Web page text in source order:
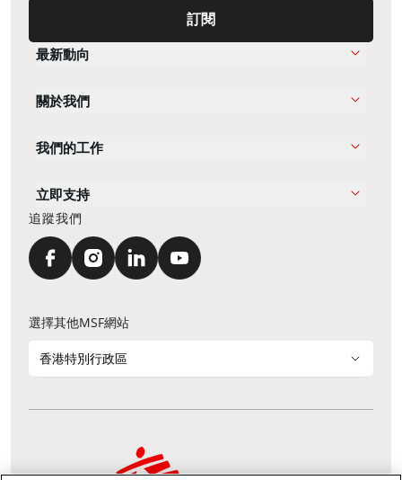
訂閱
最新動向
關於我們
我們的工作
立即支持
追蹤我們
選擇其他MSF網站
香港特別行政區